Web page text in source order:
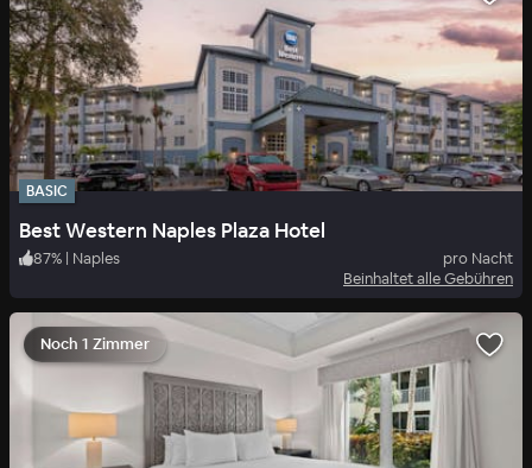
BASIC
Best Western Naples Plaza Hotel
87% | Naples
pro Nacht
Beinhaltet alle Gebühren
Noch 1 Zimmer